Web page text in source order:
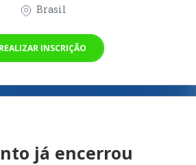
Brasil
REALIZAR INSCRIÇÃO
já encerrou